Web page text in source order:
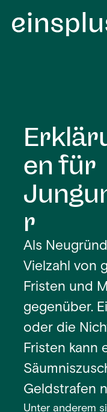
en für
r
Als
Vielzahl von
Fristen und
gegenüber.
oder die
Fristen kann
Geldstrafen
Unter anderem